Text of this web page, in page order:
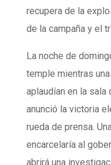
recupera de la
de la campaña y el
La noche de
temple mientras
aplaudían en la sala
anunció la victoria
rueda de prensa.
encarcelaría al
abrirá una